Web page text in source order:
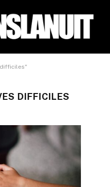
difficiles"
DIFFICILES